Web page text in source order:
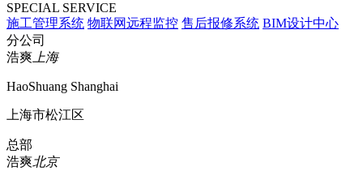
SPECIAL SERVICE
施工管理系统 物联网远程监控 售后报修系统 BIM设计中心
分公司
浩爽 上海
HaoShuang Shanghai
上海市松江区
总部
浩爽北京